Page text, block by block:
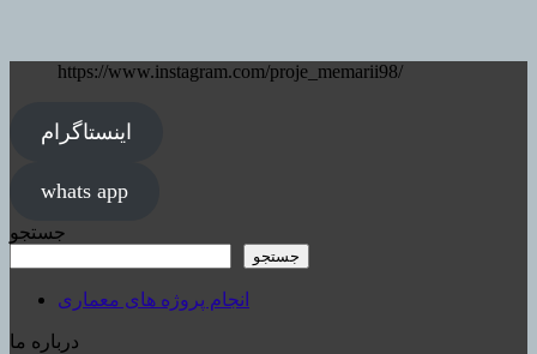
https://www.instagram.com/proje_memarii98/
اینستاگرام
whats app
جستجو
جستجو
انجام پروژه های معماری
درباره ما